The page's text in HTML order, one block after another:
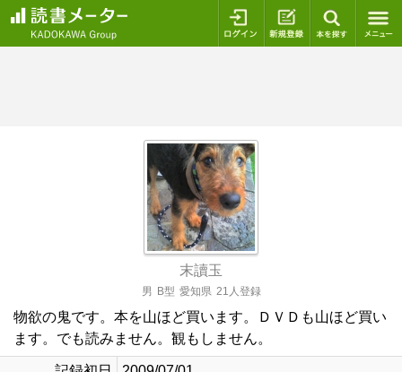
ログイン 新規登録
末讀玉
男 B型 愛知県 21人登録
物欲の鬼です。本を山ほど買います。ＤＶＤも山ほど買い
ます。でも読みません。観もしません。